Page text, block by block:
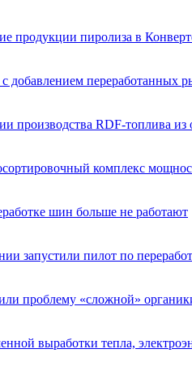
продукции пиролиза в
добавлением переработанных
производства RDF-топлива из
комплекс
шин больше не работают
запустили пилот по
проблему «сложной»
выработки тепла,